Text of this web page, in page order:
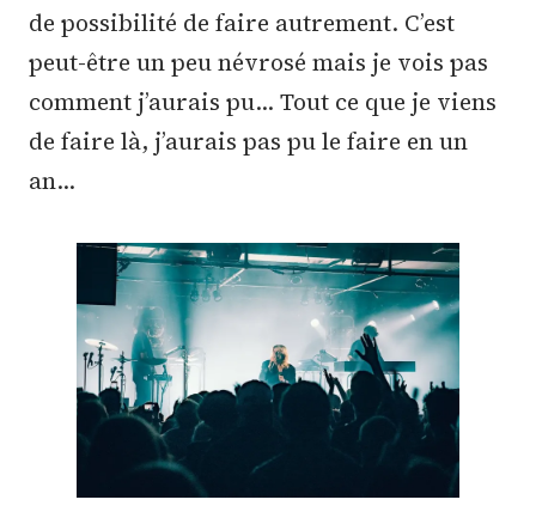
de possibilité de faire autrement. C’est
peut-être un peu névrosé mais je vois pas
comment j’aurais pu… Tout ce que je viens
de faire là, j’aurais pas pu le faire en un
an…